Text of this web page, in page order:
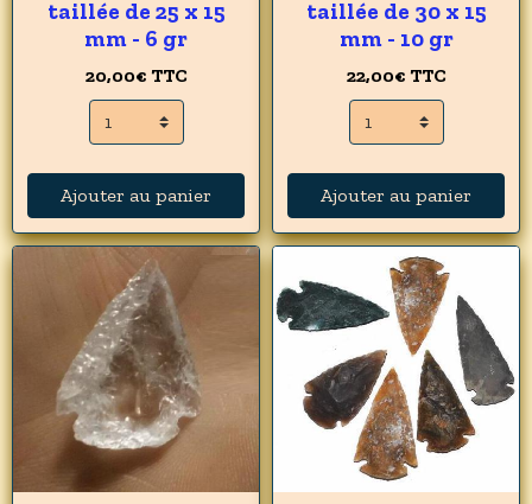
taillée de 25 x 15
mm - 6 gr
20,00€ TTC
Ajouter au panier
taillée de 30 x 15
mm - 10 gr
22,00€ TTC
Ajouter au panier